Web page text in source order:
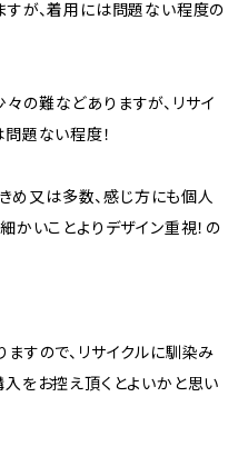
が、着用には問題ない程度の
の難などありますが、リサイ
題ない程度！
め又は多数、感じ方にも個人
かいことよりデザイン重視！の
すので、リサイクルに馴染み
をお控え頂くとよいかと思い